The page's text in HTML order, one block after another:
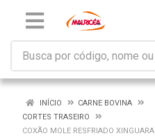
INÍCIO
CARNE BOVINA
CORTES TRASEIRO
COXÃO MOLE RESFRIADO XINGUARA